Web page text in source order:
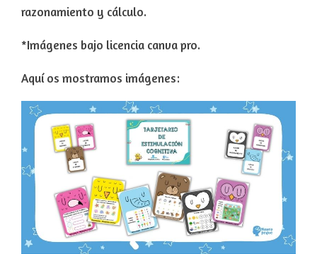
razonamiento y cálculo.
*Imágenes bajo licencia canva pro.
Aquí os mostramos imágenes: